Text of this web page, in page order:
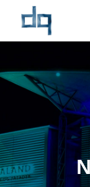
OM OSS
NYHETER
PRIVATMARKED
REFERANSER
BÆREKRAFT